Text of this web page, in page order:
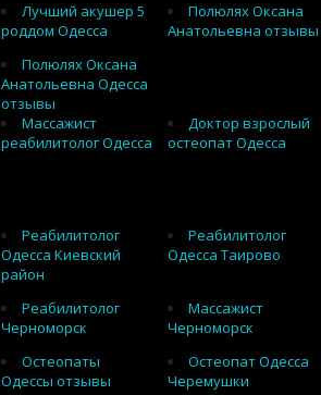
Лучший акушер 5
роддом Одесса
Полюлях Оксана
Анатольевна отзывы
Полюлях Оксана
Анатольевна Одесса
отзывы
Массажист
реабилитолог Одесса
Доктор взрослый
остеопат Одесса
Реабилитолог
Одесса Киевский
район
Реабилитолог
Одесса Таирово
Реабилитолог
Черноморск
Массажист
Черноморск
Остеопаты
Одессы отзывы
Остеопат Одесса
Черемушки